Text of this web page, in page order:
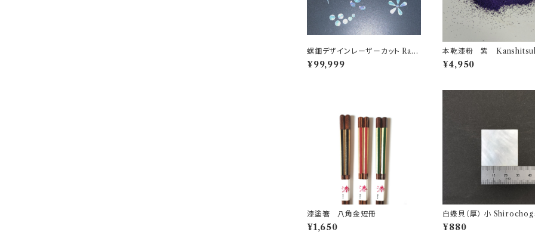
螺鈿デザインレーザーカット Rade
n laser cutting
¥99,999
本乾漆粉 紫
ushi powder Purple
¥4,950
漆塗箸 八角金短冊
¥1,650
白蝶貝（厚） 小
¥880